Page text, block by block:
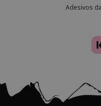
Adesivos